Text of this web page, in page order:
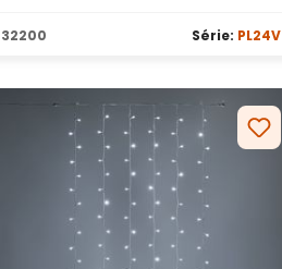
32200 Série: PL24V